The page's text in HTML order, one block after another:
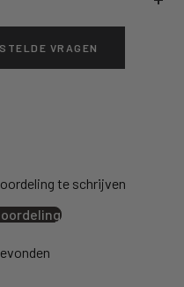
VRAGEN
te schrijven